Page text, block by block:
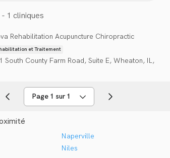
1 cliniques
Rehabilitation Acupuncture Chiropractic
et Traitement
South County Farm Road, Suite E, Wheaton, IL,
Page 1 sur 1
Naperville
Niles